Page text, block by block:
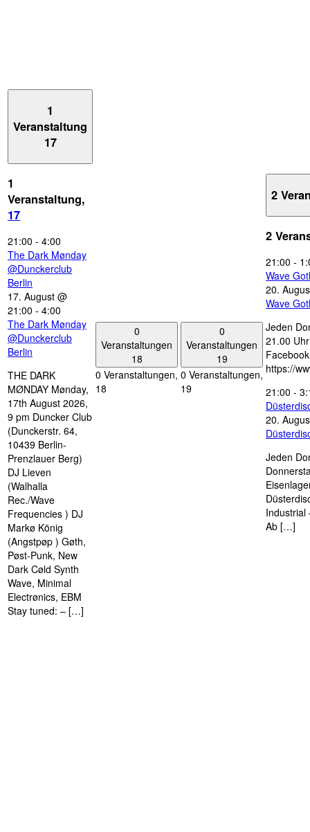
1
Veranstaltung
17
1
Veranstaltung,
17
21:00 - 4:00
The Dark Mønday
@Dunckerclub
Berlin
17. August @
21:00 - 4:00
The Dark Mønday
@Dunckerclub
Berlin
THE DARK
MØNDAY Mønday,
17th August 2026,
9 pm Duncker Club
(Dunckerstr. 64,
10439 Berlin-
Prenzlauer Berg)
DJ Lieven
(Walhalla
Rec./Wave
Frequencies ) DJ
Markø König
(Angstpøp ) Gøth,
Pøst-Punk, New
Dark Cøld Synth
Wave, Minimal
Electrønics, EBM
Stay tuned: – […]
0
Veranstaltungen
18
0 Veranstaltungen,
18
0
Veranstaltungen
19
0 Veranstaltungen,
19
2
2
21:00 -
Wave
20.
Wave
Jeden
21.00
https://
21:00 -
20.
Jeden
Industrial
Ab […]